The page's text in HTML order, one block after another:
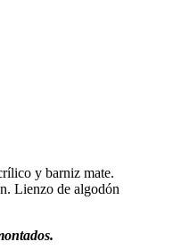
y barniz mate.
Lienzo de algodón